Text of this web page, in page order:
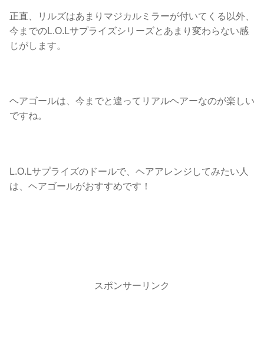
正直、リルズはあまりマジカルミラーが付いてくる以外、
今までのL.O.Lサプライズシリーズとあまり変わらない感
じがします。
ヘアゴールは、今までと違ってリアルヘアーなのが楽しい
ですね。
L.O.Lサプライズのドールで、ヘアアレンジしてみたい人
は、ヘアゴールがおすすめです！
スポンサーリンク